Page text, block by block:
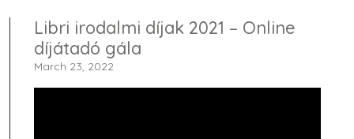
Libri irodalmi díjak 2021 – Online
díjátadó gála
March 23, 2022